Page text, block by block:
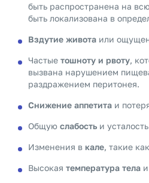
быть распространена на
быть локализована в
Вздутие живота или
Частые тошноту и рвоту,
вызвана нарушением
раздражением перитонея.
Снижение аппетита и
Общую слабость и
Изменения в кале, такие
Высокая температура тела